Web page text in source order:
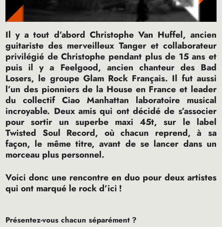
Il y a tout d’abord Christophe Van Huffel, ancien
guitariste des merveilleux Tanger et collaborateur
privilégié de Christophe pendant plus de 15 ans et
puis il y a Feelgood, ancien chanteur des Bad
Losers, le groupe Glam Rock Français. Il fut aussi
l’un des pionniers de la House en France et leader
du collectif Ciao Manhattan laboratoire musical
incroyable. Deux amis qui ont décidé de s’associer
pour sortir un superbe maxi 45t, sur le label
Twisted Soul Record, où chacun reprend, à sa
façon, le même titre, avant de se lancer dans un
morceau plus personnel.
Voici donc une rencontre en duo pour deux artistes
qui ont marqué le rock d’ici !
Présentez-vous chacun séparément ?